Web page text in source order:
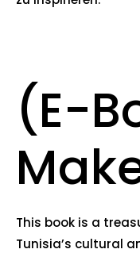
(E-
This book is a
Tunisia’s cultural